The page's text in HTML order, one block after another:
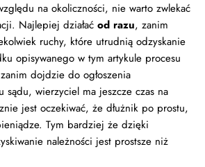
na okoliczności, nie warto zwlekać
Najlepiej działać od razu, zanim
ruchy, które utrudnią odzyskanie
opisywanego w tym artykule procesu
dojdzie do ogłoszenia
sądu, wierzyciel ma jeszcze czas na
jest oczekiwać, że dłużnik po prostu,
Tym bardziej że dzięki
należności jest prostsze niż